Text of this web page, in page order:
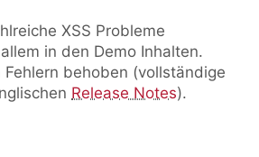
XSS Probleme
in den Demo Inhalten.
Fehlern behoben (vollständige
Release Notes).